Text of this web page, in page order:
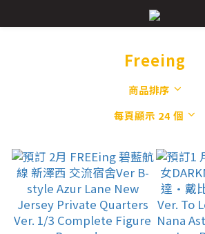
Freeing
商品排序
每頁顯示 24 個